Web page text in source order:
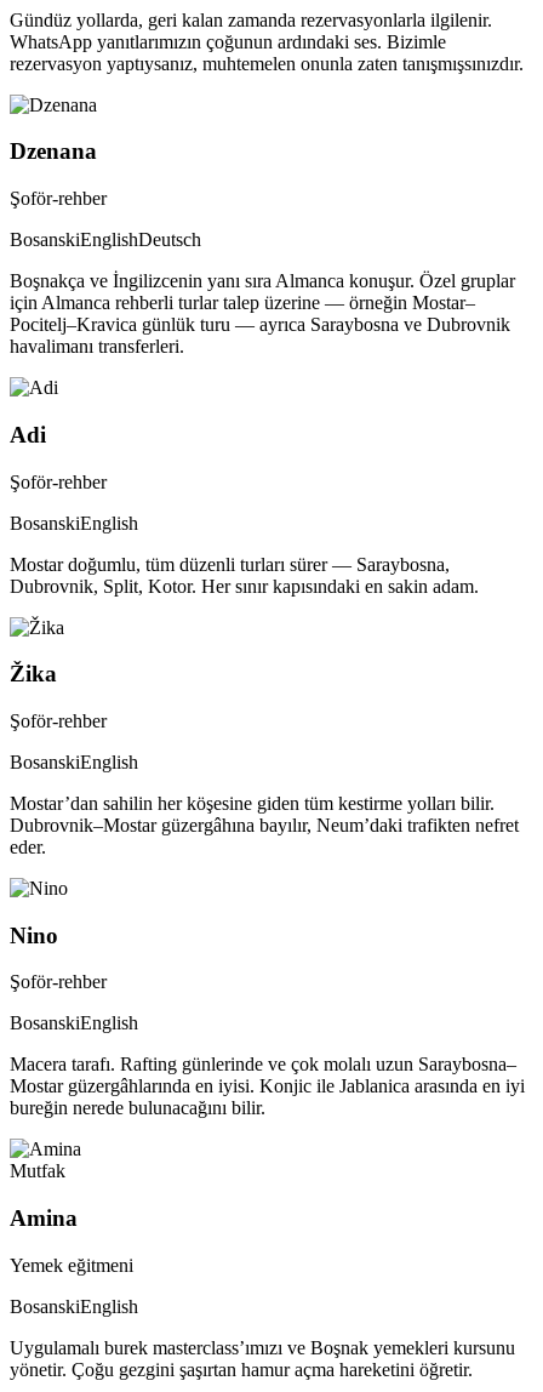
Gündüz yollarda, geri kalan zamanda rezervasyonlarla ilgilenir.
WhatsApp yanıtlarımızın çoğunun ardındaki ses. Bizimle
rezervasyon yaptıysanız, muhtemelen onunla zaten tanışmışsınızdır.
Dzenana
Şoför-rehber
BosanskiEnglishDeutsch
Boşnakça ve İngilizcenin yanı sıra Almanca konuşur. Özel gruplar
için Almanca rehberli turlar talep üzerine — örneğin Mostar–
Pocitelj–Kravica günlük turu — ayrıca Saraybosna ve Dubrovnik
havalimanı transferleri.
Adi
Şoför-rehber
BosanskiEnglish
Mostar doğumlu, tüm düzenli turları sürer — Saraybosna,
Dubrovnik, Split, Kotor. Her sınır kapısındaki en sakin adam.
Žika
Şoför-rehber
BosanskiEnglish
Mostar’dan sahilin her köşesine giden tüm kestirme yolları bilir.
Dubrovnik–Mostar güzergâhına bayılır, Neum’daki trafikten nefret
eder.
Nino
Şoför-rehber
BosanskiEnglish
Macera tarafı. Rafting günlerinde ve çok molalı uzun Saraybosna–
Mostar güzergâhlarında en iyisi. Konjic ile Jablanica arasında en iyi
bureğin nerede bulunacağını bilir.
Mutfak
Amina
Yemek eğitmeni
BosanskiEnglish
Uygulamalı burek masterclass’ımızı ve Boşnak yemekleri kursunu
yönetir. Çoğu gezgini şaşırtan hamur açma hareketini öğretir.